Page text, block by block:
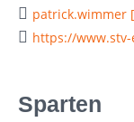
patrick.wimmer
https://
Sparten